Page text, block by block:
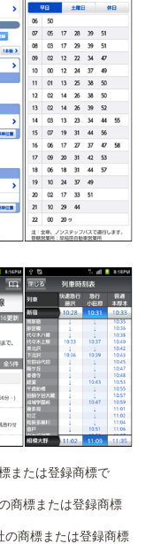
または登録商標で
商標または登録商標
商標または登録商標